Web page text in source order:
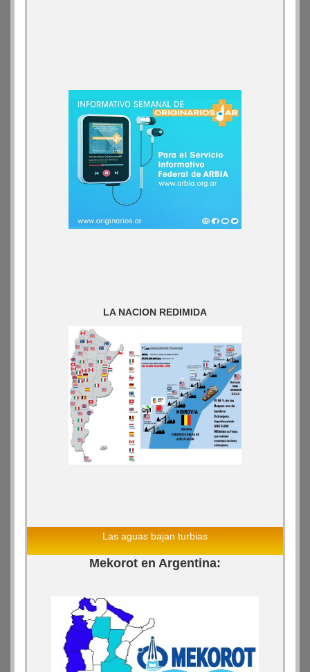
LA NACION REDIMIDA
Las aguas bajan turbias
Mekorot en Argentina: